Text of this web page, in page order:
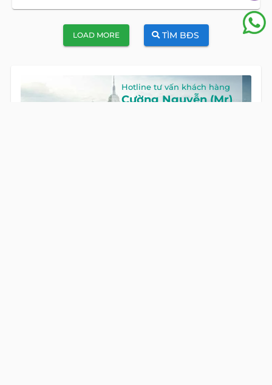
LOAD MORE TÌM BĐS
Hotline tư vấn khách hàng
Cường Nguyễn (Mr)